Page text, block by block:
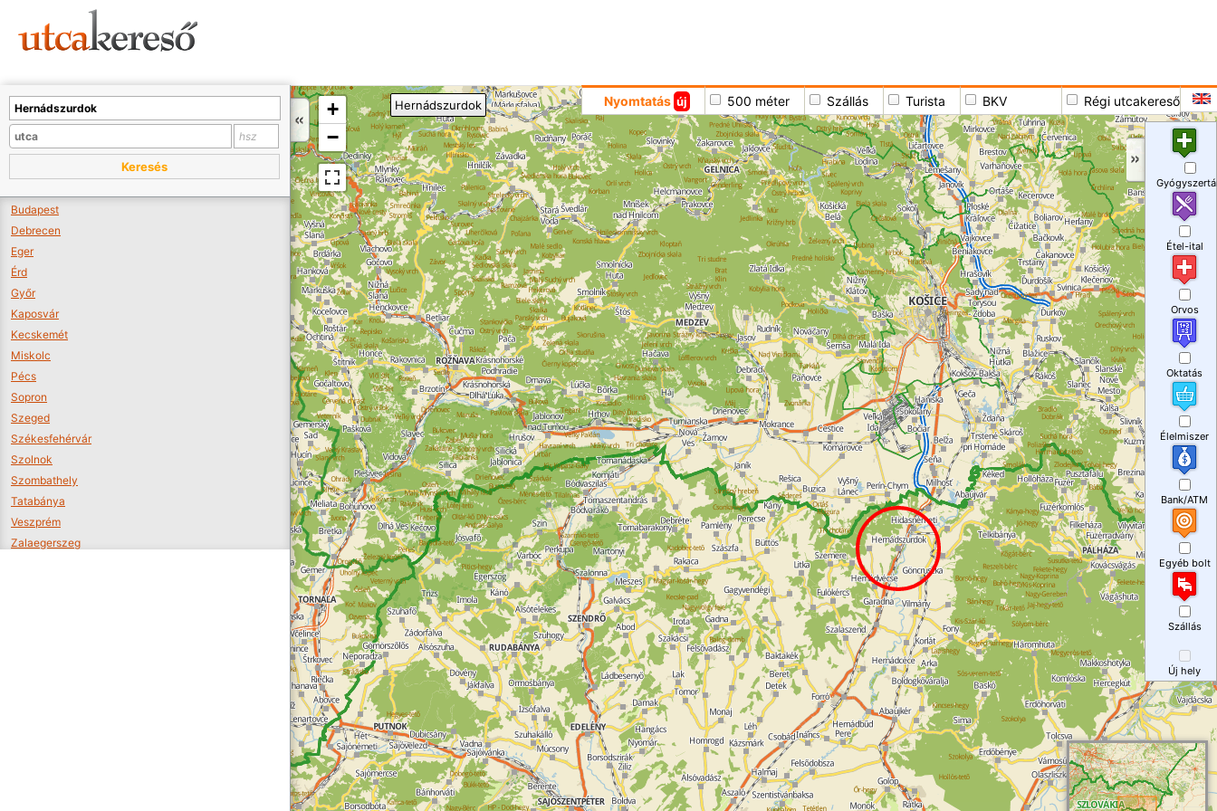
+
−
Nyomtatás új 500 méter Szállás Turista BKV Régi utcakereső
Hernádszurdok
Keresés
Budapest
Debrecen
Eger
Érd
Győr
Kaposvár
Kecskemét
Miskolc
Pécs
Sopron
Szeged
Székesfehérvár
Szolnok
Szombathely
Tatabánya
Veszprém
Zalaegerszeg
Étel-ital
Orvos
Oktatás
Élelmiszer
Bank/ATM
Egyéb bolt
Szállás
Új hely
A térképet kicsinyíteni kell, hogy látszódjanak a boltok.
Boltok látszódjanak >>